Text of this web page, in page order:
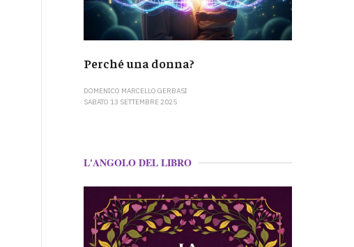
Perché una donna?
DOMENICO MARCELLO GERBASI
SABATO 13 SETTEMBRE 2025
L'ANGOLO DEL LIBRO